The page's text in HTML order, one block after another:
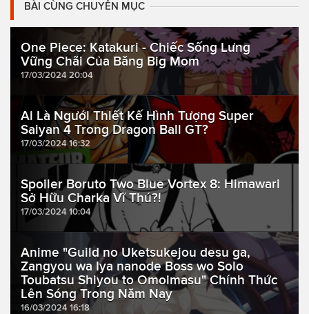
BÀI CÙNG CHUYÊN MỤC
One Piece: Katakuri - Chiếc Sống Lưng
Vững Chãi Của Băng Big Mom
17/03/2024 20:04
Ai Là Ngưới Thiết Kế Hình Tượng Super
Saiyan 4 Trong Dragon Ball GT?
17/03/2024 16:32
Spoiler Boruto Two Blue Vortex 8: Himawari
Sở Hữu Charka Vĩ Thú?!
17/03/2024 10:04
Anime "Guild no Uketsukejou desu ga,
Zangyou wa Iya nanode Boss wo Solo
Toubatsu Shiyou to Omoimasu" Chính Thức
Lên Sóng Trong Năm Nay
16/03/2024 16:18